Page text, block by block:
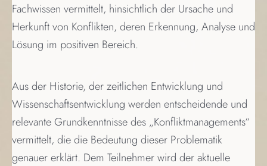
Fachwissen vermittelt, hinsichtlich der Ursache und
Herkunft von Konflikten, deren Erkennung, Analyse und
Lösung im positiven Bereich.
Aus der Historie, der zeitlichen Entwicklung und
Wissenschaftsentwicklung werden entscheidende und
relevante Grundkenntnisse des „Konfliktmanagements“
vermittelt, die die Bedeutung dieser Problematik
genauer erklärt. Dem Teilnehmer wird der aktuelle